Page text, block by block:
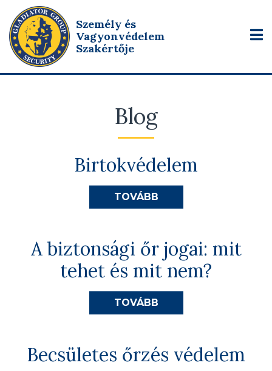
Személy és
Vagyonvédelem
Szakértője
Blog
Birtokvédelem
TOVÁBB
A biztonsági őr jogai: mit
tehet és mit nem?
TOVÁBB
Becsületes őrzés védelem